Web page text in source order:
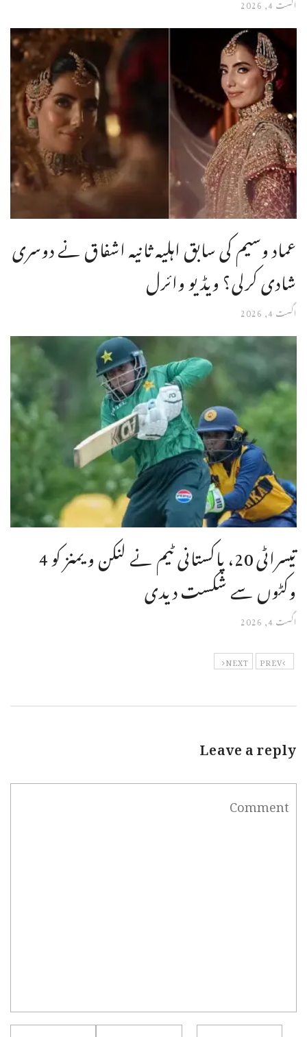
عماد وسیم کی سابق اہلیہ ثانیہ اشفاق نے دوسری
شادی کرلی؟ ویڈیو وائرل
اگست 4, 2026
تیسراٹی 20، پاکستانی ٹیم نے لنکن ویمنز کو 4
وکٹوں سے شکست دیدی
اگست 4, 2026
PREV
NEXT
Leave a reply